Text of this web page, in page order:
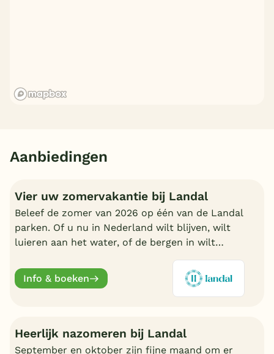
Aanbiedingen
Vier uw zomervakantie bij Landal
Beleef de zomer van 2026 op één van de Landal
parken. Of u nu in Nederland wilt blijven, wilt
luieren aan het water, of de bergen in wilt
fijn Landal park.
Info & boeken
Heerlijk nazomeren bij Landal
September en oktober zijn fijne maand om er